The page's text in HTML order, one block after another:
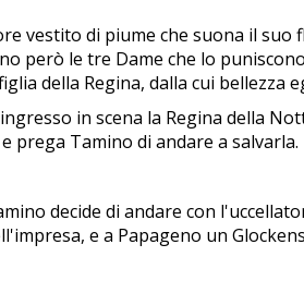
vestito di piume che suona il
però le tre Dame che lo
della Regina, dalla cui bellezza
in scena la Regina della
prega Tamino di andare a salvarla.
decide di andare con
e a Papageno un